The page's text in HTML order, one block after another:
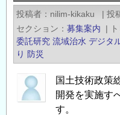
国
土
技
術
政
策
投稿者 nilim-kikaku | 投
セクション
募集案内 |
委託研究 流域治水 デジタ
り 防災
国土技術政策
開発を実施す
す。